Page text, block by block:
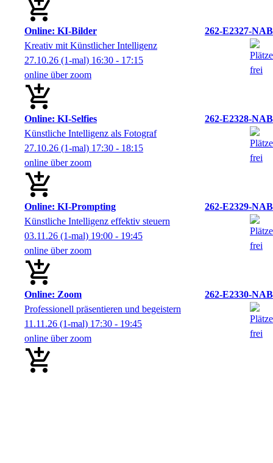
Online: KI-Bilder
262-E2327-NAB
Kreativ mit Künstlicher Intelligenz
27.10.26 (1-mal) 16:30 - 17:15
online über zoom
Online: KI-Selfies
262-E2328-NAB
Künstliche Intelligenz als Fotograf
27.10.26 (1-mal) 17:30 - 18:15
online über zoom
Online: KI-Prompting
262-E2329-NAB
Künstliche Intelligenz effektiv steuern
03.11.26 (1-mal) 19:00 - 19:45
online über zoom
Online: Zoom
262-E2330-NAB
Professionell präsentieren und begeistern
11.11.26 (1-mal) 17:30 - 19:45
online über zoom